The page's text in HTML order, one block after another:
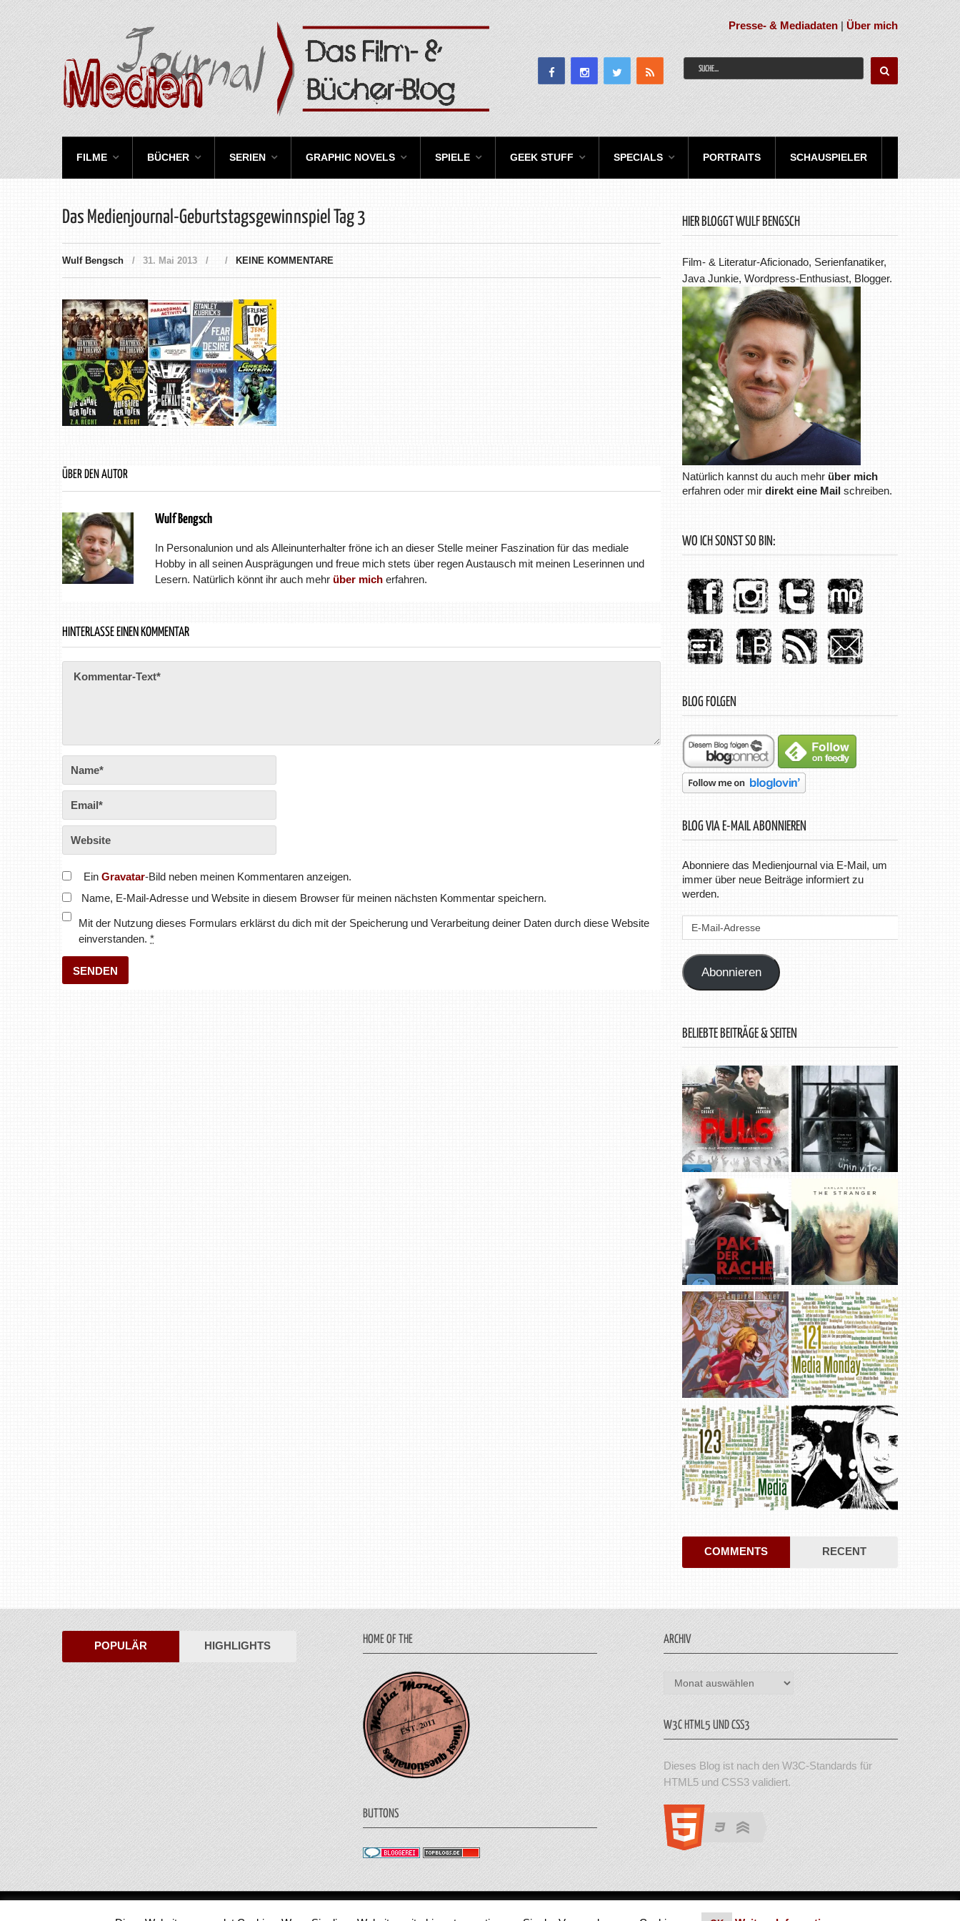
Presse- & Mediadaten |Über mich
FILME BÜCHER SERIEN GRAPHIC NOVELS SPIELE GEEK STUFF SPECIALS PORTRAITS SCHAUSPIELER
Das Medienjournal-Geburtstagsgewinnspiel Tag 3
Wulf Bengsch 31. Mai 2013 KEINE KOMMENTARE
ÜBER DEN AUTOR
Wulf Bengsch
In Personalunion und als Alleinunterhalter fröne ich an dieser Stelle meiner Faszination für das mediale
Hobby in all seinen Ausprägungen und freue mich stets über regen Austausch mit meinen Leserinnen und
Lesern. Natürlich könnt ihr auch mehr über mich erfahren.
HINTERLASSE EINEN KOMMENTAR
EinGravatar-Bild neben meinen Kommentaren anzeigen.
Name, E-Mail-Adresse und Website in diesem Browser für meinen nächsten Kommentar speichern.
Mit der Nutzung dieses Formulars erklärst du dich mit der Speicherung und Verarbeitung deiner Daten durch diese Website
einverstanden. *
HIER BLOGGT WULF BENGSCH
Film- & Literatur-Aficionado, Serienfanatiker,
Java Junkie, Wordpress-Enthusiast, Blogger.
Natürlich kannst du auch mehr über mich
erfahren oder mirdirekt eine Mail schreiben.
WO ICH SONST SO BIN:
BLOG FOLGEN
BLOG VIA E-MAIL ABONNIEREN
Abonniere das Medienjournal via E-Mail, um
immer über neue Beiträge informiert zu
werden.
E-
Abonnieren
BELIEBTE BEITRÄGE & SEITEN
COMMENTS RECENT
POPULÄR HIGHLIGHTS HOME OF THE
BUTTONS
ARCHIV
Archiv
W3C HTML5 UND CSS3
Dieses Blog ist nach den W3C-Standards für
HTML5 und CSS3 validiert.
Medienjournal Copyright © 2026. © 2011 - 2018 Medienjournal. Alle Rechte vorbehalten. Theme von MyThemeShop. Impressum